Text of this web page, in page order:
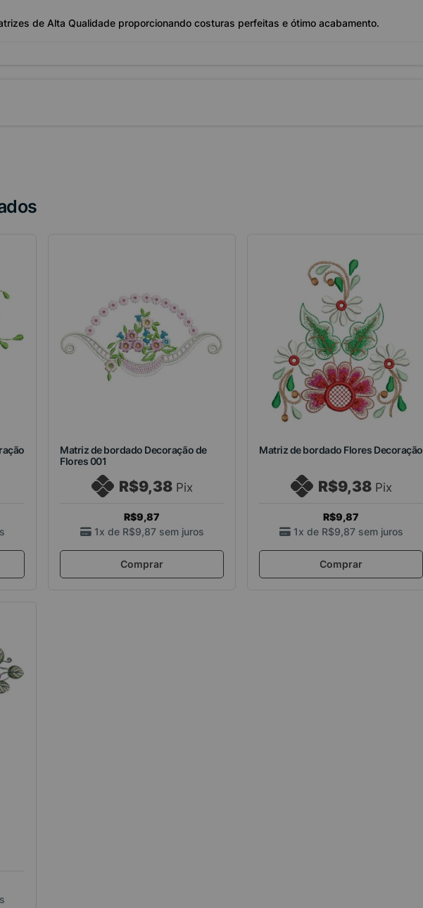
de Alta Qualidade proporcionando costuras perfeitas e ótimo acabamento.
Matriz de bordado Decoração de
Flores 001
R$9,38 Pix
R$9,87
1x de R$9,87 sem juros
Comprar
Matriz de bordado Flores Decoração
R$9,38 Pix
R$9,87
1x de R$9,87 sem juros
Comprar